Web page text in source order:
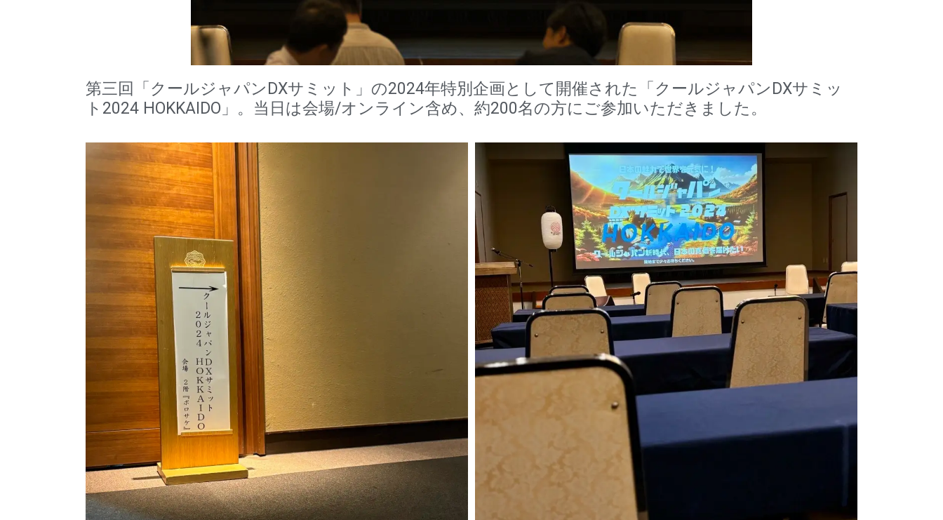
第三回「クールジャパンDXサミット」の2024年特別企画として開催された「クールジャパンDXサミッ
ト2024 HOKKAIDO」。当日は会場/オンライン含め、約200名の方にご参加いただきました。